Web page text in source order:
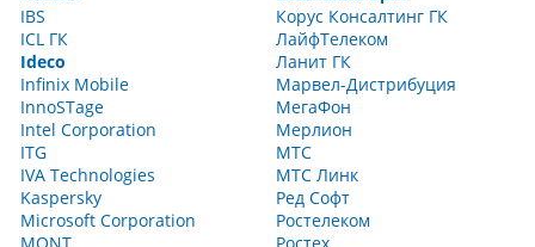
IBS
ICL ГК
Ideco
Infinix Mobile
InnoSTage
Intel Corporation
ITG
IVA Technologies
Kaspersky
Microsoft Corporation
Корус Консалтинг ГК
ЛайфТелеком
Ланит ГК
Марвел-Дистрибуция
МегаФон
Мерлион
МТС
МТС Линк
Ред Софт
Ростелеком